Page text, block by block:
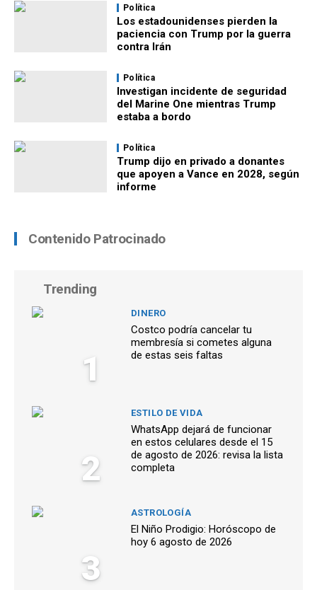
Política
Los estadounidenses pierden la
paciencia con Trump por la guerra
contra Irán
Política
Investigan incidente de seguridad
del Marine One mientras Trump
estaba a bordo
Política
Trump dijo en privado a donantes
que apoyen a Vance en 2028, según
informe
Contenido Patrocinado
Trending
1
DINERO
Costco podría cancelar tu
membresía si cometes alguna
de estas seis faltas
2
ESTILO DE VIDA
WhatsApp dejará de funcionar
en estos celulares desde el 15
de agosto de 2026: revisa la lista
completa
3
ASTROLOGÍA
El Niño Prodigio: Horóscopo de
hoy 6 agosto de 2026